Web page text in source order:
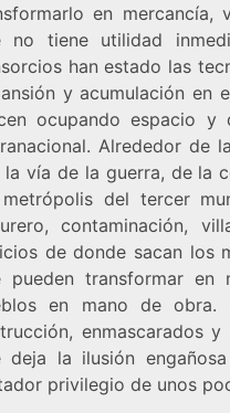
en mercancía,
no tiene utilidad
han estado las
y acumulación en
ocupando espacio
Alrededor de
la vía de la guerra, de la
del tercer
contaminación,
de donde sacan los
pueden transformar en
en mano de
enmascarados
deja la ilusión
privilegio de unos